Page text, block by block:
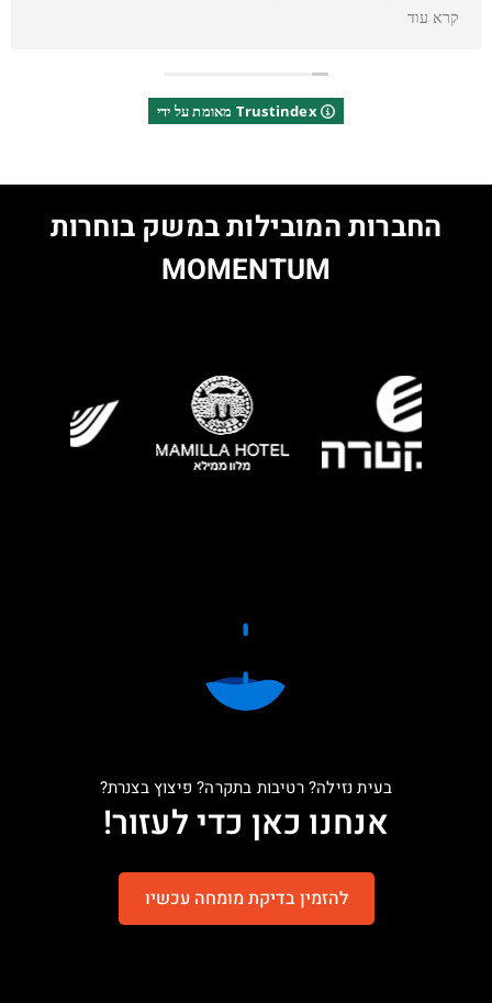
בחום לכל מי שנתקל בבעיה כזו – שירות מעולה ואמינות מלאה!
קרא עוד
מאומת על ידי Trustindex
החברות המובילות במשק בוחרות
MOMENTUM
בעית נזילה? רטיבות בתקרה? פיצוץ בצנרת?
אנחנו כאן כדי לעזור!
להזמין בדיקת מומחה עכשיו